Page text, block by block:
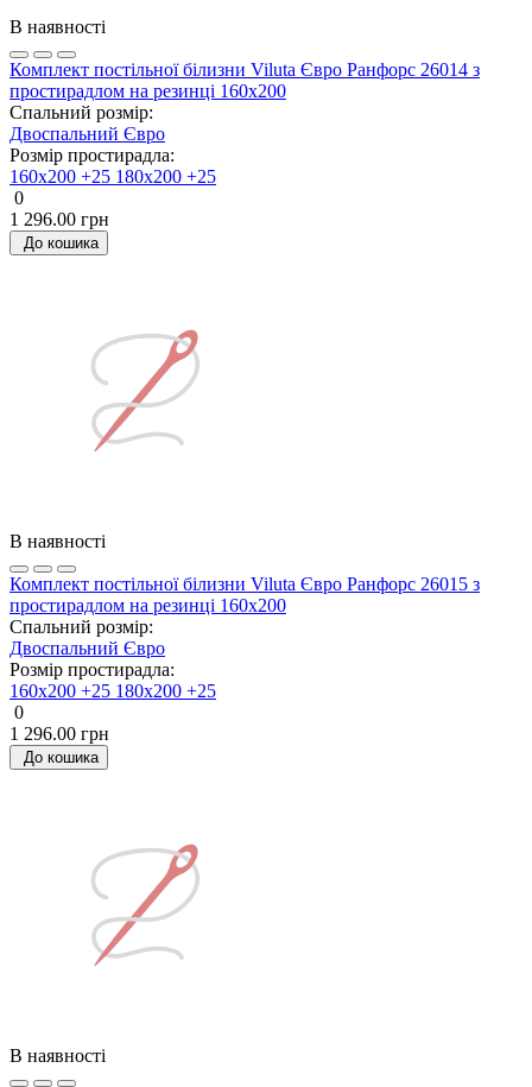
В наявності
Комплект постільної білизни Viluta Євро Ранфорс 26014 з
простирадлом на резинці 160х200
Спальний розмір:
Двоспальний Євро
Розмір простирадла:
160х200 +25 180х200 +25
0
1 296.00 грн
До кошика
В наявності
Комплект постільної білизни Viluta Євро Ранфорс 26015 з
простирадлом на резинці 160х200
Спальний розмір:
Двоспальний Євро
Розмір простирадла:
160х200 +25 180х200 +25
0
1 296.00 грн
До кошика
В наявності